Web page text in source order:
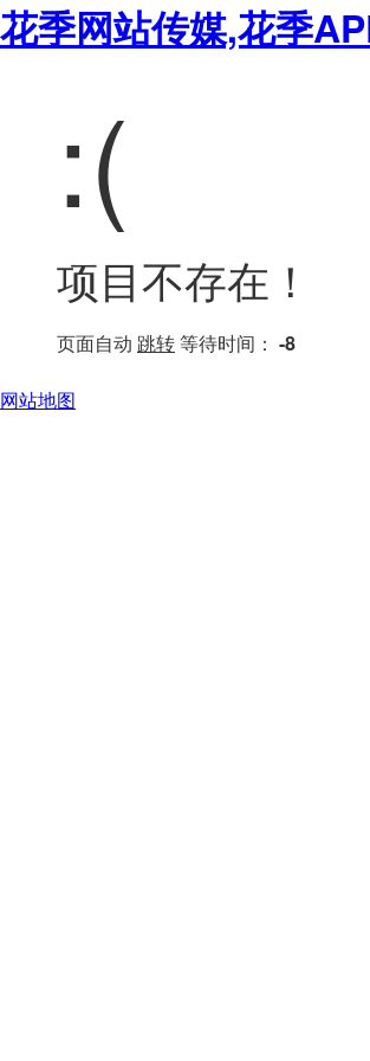
花季网站传媒,花季
:(
项目不存在！
页面自动 跳转等待时间： -8
网站地图